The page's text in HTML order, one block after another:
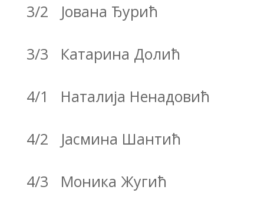
3/2 Јована Ђурић
3/3 Катарина Долић
4/1 Наталија Ненадовић
4/2 Јасмина Шантић
4/3 Моника Жугић